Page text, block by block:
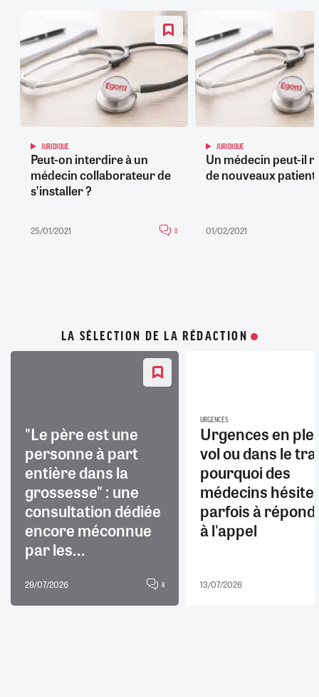
JURIDIQUE
Peut-on interdire à un
médecin collaborateur de
s’installer ?
25/01/2021 0
JURIDIQUE
Un médecin peut-il
de nouveaux
01/02/2021
LA SÉLECTION DE LA RÉDACTION
"Le père est une
personne à part
entière dans la
grossesse" : une
consultation dédiée
encore méconnue
par les...
29/07/2026 8
URGENCES
Urgences en
vol ou dans le
pourquoi des
médecins
parfois à
à l'appel
13/07/2026